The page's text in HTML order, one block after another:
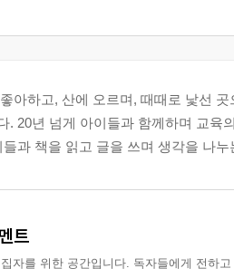
도 될까요?? 37
럼 온다 45
친구 47
나는 시간 55
붉은 순간 57
아하고, 산에 오르며, 때때로 낯선
. 20년 넘게 아이들과 함께하며 교육
들과 책을 읽고 글을 쓰며 생각을 나
트
자를 위한 공간입니다. 독자들에게 전하